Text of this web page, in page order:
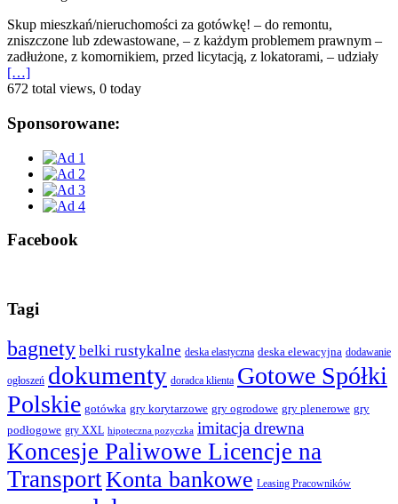
Skup mieszkań/nieruchomości za gotówkę! – do remontu,
zniszczone lub zdewastowane, – z każdym problemem prawnym –
zadłużone, z komornikiem, przed licytacją, z lokatorami, – udziały
[…]
672 total views, 0 today
Sponsorowane:
Facebook
Tagi
bagnety belki rustykalne deska elastyczna deska elewacyjna dodawanie
ogłoszeń dokumenty doradca klienta Gotowe Spółki
Polskie gotówka gry korytarzowe gry ogrodowe gry plenerowe gry
podłogowe gry XXL hipoteczna pozyczka imitacja drewna
Koncesje Paliwowe Licencje na
TransportKonta bankowe Leasing Pracowników